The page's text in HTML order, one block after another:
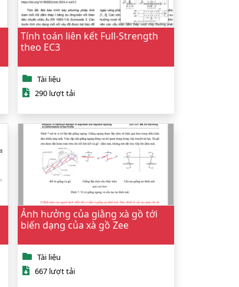
Tính toán liên kết Full-Strength
theo EC3
Tài liệu
290 lượt tải
Ảnh hưởng của giằng xà gồ tới
biến dạng của xà gồ Zee
Tài liệu
667 lượt tải